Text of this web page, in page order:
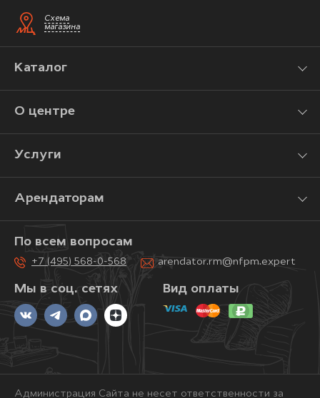
Схема
магазина
Каталог
О центре
Услуги
Арендаторам
Мы в соц. сетях
По всем вопросам
+7 (495) 568-0-568 arendator.rm@nfpm.expert
Вид оплаты
Администрация Сайта не несет ответственности за